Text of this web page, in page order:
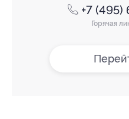
+7
Горячая